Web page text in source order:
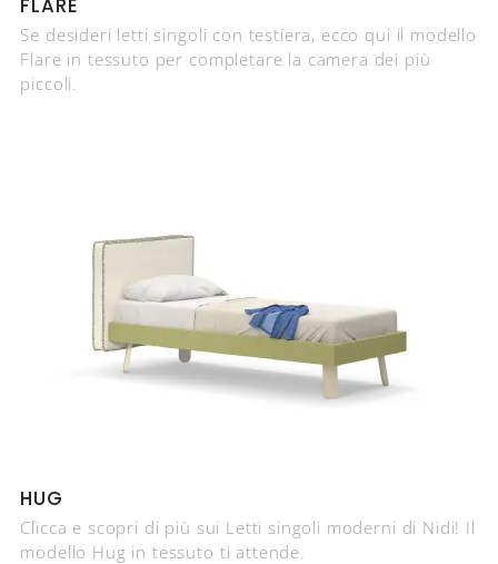
Se desideri letti singoli con testiera, ecco qui il modello
Flare in tessuto per completare la camera dei più
piccoli.
HUG
Clicca e scopri di più sui Letti singoli moderni di Nidi! Il
modello Hug in tessuto ti attende.